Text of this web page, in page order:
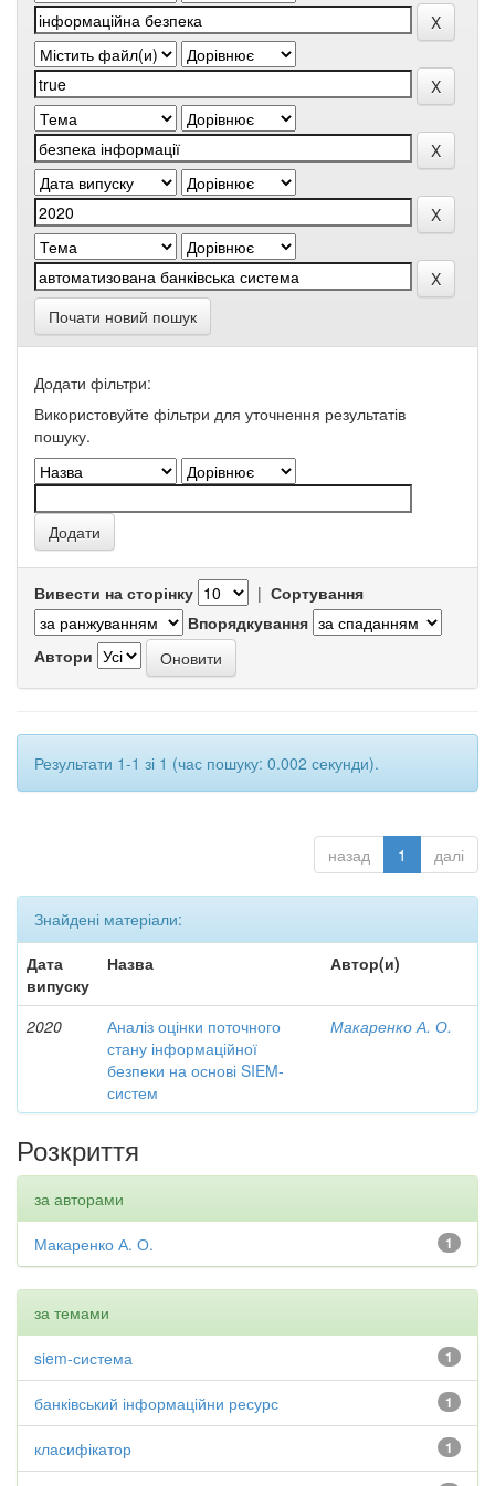
Почати новий пошук
Додати фільтри:
Використовуйте фільтри для уточнення результатів
пошуку.
Вивести на сторінку | Сортування
Впорядкування
Автори
Результати 1-1 зі 1 (час пошуку: 0.002 секунди).
назад 1 далі
Знайдені матеріали:
Дата
випуску
Назва Автор(и)
2020
Аналіз оцінки поточного
стану інформаційної
безпеки на основі SIEM-
систем
Макаренко А. О.
Розкриття
за авторами
1
Макаренко А. О.
за темами
1
siem-система
1
банківський інформаційни ресурс
1
класифікатор